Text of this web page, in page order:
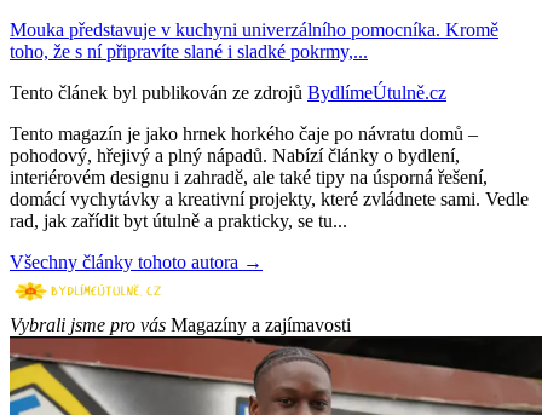
Mouka představuje v kuchyni univerzálního pomocníka. Kromě
toho, že s ní připravíte slané i sladké pokrmy,...
Tento článek byl publikován ze zdrojů BydlímeÚtulně.cz
Tento magazín je jako hrnek horkého čaje po návratu domů –
pohodový, hřejivý a plný nápadů. Nabízí články o bydlení,
interiérovém designu i zahradě, ale také tipy na úsporná řešení,
domácí vychytávky a kreativní projekty, které zvládnete sami. Vedle
rad, jak zařídit byt útulně a prakticky, se tu...
Všechny články tohoto autora →
Vybrali jsme pro vás Magazíny a zajímavosti